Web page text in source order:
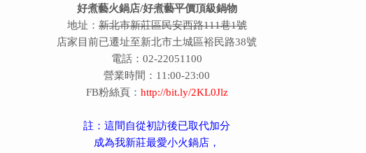
好煮藝火鍋店/好煮藝平價頂級鍋物
地址：新北市新莊區民安西路111巷1號
店家目前已遷址至新北市土城區裕民路38號
電話：02-22051100
營業時間：11:00-23:00
FB粉絲頁： http://bit.ly/2KL0Jlz
註：這間自從初訪後已取代加分
成為我新莊最愛小火鍋店，